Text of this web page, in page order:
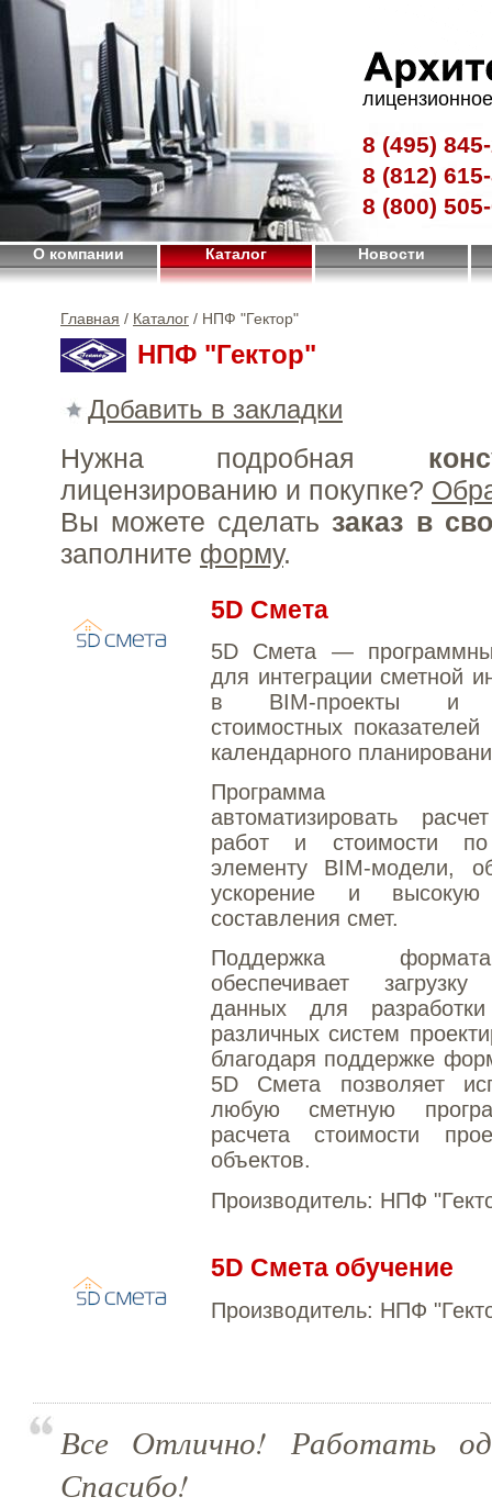
8 (495)
8 (812)
8 (800)
О компании Каталог Новости
Главная / Каталог / НПФ "Гектор"
НПФ "Гектор"
Добавить в закладки
Нужна подробная
лицензированию и покупке?
Вы можете сделать заказ в
заполните форму.
5D Смета
5D Смета —
для интеграции сметной
в BIM‑проекты и
стоимостных
календарного
Программа
автоматизировать
работ и стоимости
элементу BIM‑модели,
ускорение и высокую
составления смет.
Поддержка
обеспечивает
данных для
различных систем
благодаря поддержке
5D Смета позволяет
любую сметную
расчета стоимости
объектов.
Производитель: НПФ
5D Смета обучение
Производитель: НПФ
Все Отлично! Работать
Спасибо!